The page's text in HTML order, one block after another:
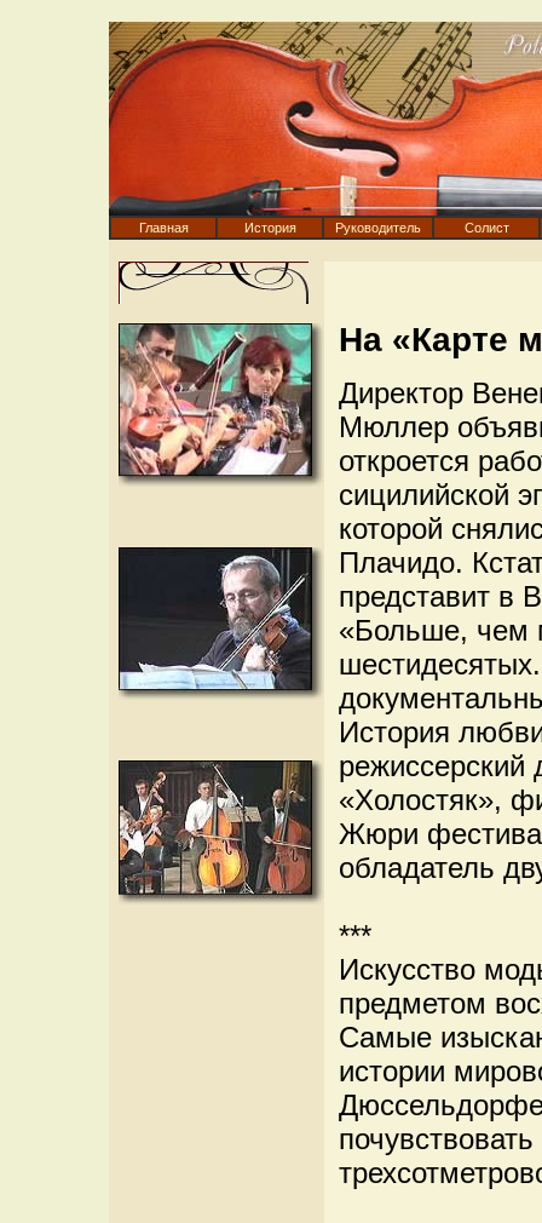
Главная История Руководитель Солист
На «Карте
Директор
Мюллер
откроется
сицилийской
которой
Плачидо.
представит в
«Больше, чем
История
«Холостяк»,
Жюри
обладатель
***
Искусство
предметом
Самые
истории